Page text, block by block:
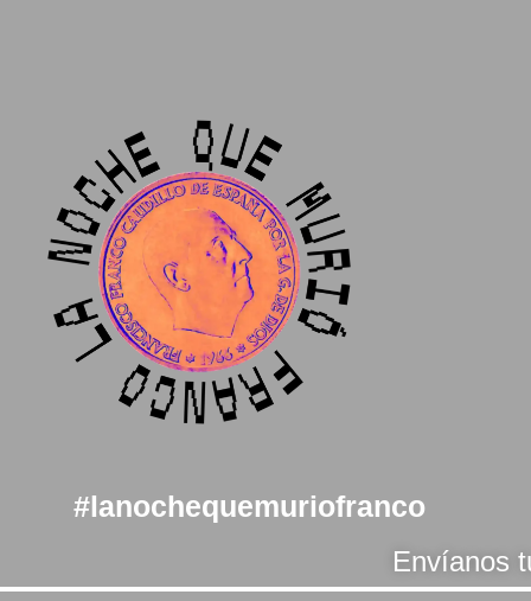
#lanochequemuriofranco
Envíanos